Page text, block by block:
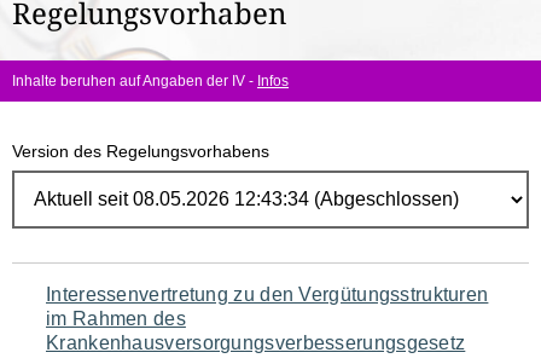
hier:
Regelungsvorhaben
Inhalte beruhen auf Angaben der IV - Infos
Version des Regelungsvorhabens
Navigation
für
Interessenvertretung zu den Vergütungsstrukturen
im Rahmen des
Krankenhausversorgungsverbesserungsgesetz